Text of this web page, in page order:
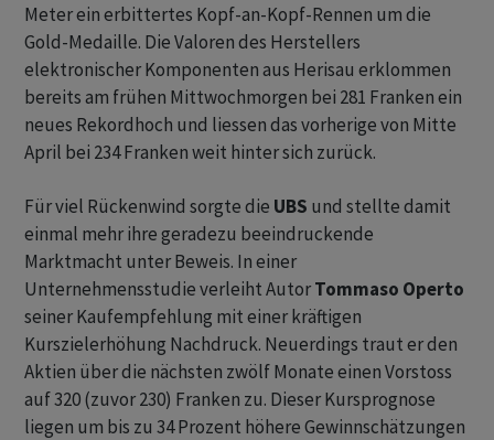
Meter ein erbittertes Kopf-an-Kopf-Rennen um die
Gold-Medaille. Die Valoren des Herstellers
elektronischer Komponenten aus Herisau erklommen
bereits am frühen Mittwochmorgen bei 281 Franken ein
neues Rekordhoch und liessen das vorherige von Mitte
April bei 234 Franken weit hinter sich zurück.
Für viel Rückenwind sorgte die UBS und stellte damit
einmal mehr ihre geradezu beeindruckende
Marktmacht unter Beweis. In einer
Unternehmensstudie verleiht AutorTommaso Operto
seiner Kaufempfehlung mit einer kräftigen
Kurszielerhöhung Nachdruck. Neuerdings traut er den
Aktien über die nächsten zwölf Monate einen Vorstoss
auf 320 (zuvor 230) Franken zu. Dieser Kursprognose
liegen um bis zu 34 Prozent höhere Gewinnschätzungen